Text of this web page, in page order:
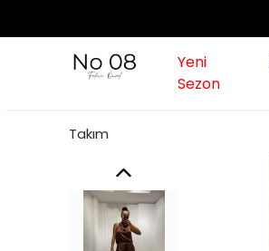
Yeni
Sezon
Takım